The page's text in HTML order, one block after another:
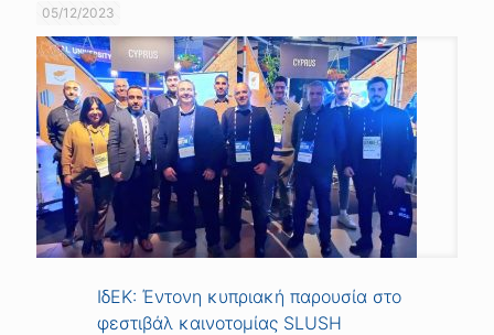
05/12/2023
ΙδΕΚ: Έντονη κυπριακή παρουσία στο
φεστιβάλ καινοτομίας SLUSH